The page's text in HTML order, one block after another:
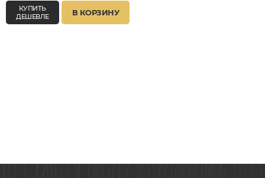
КУПИТЬ
ДЕШЕВЛЕ
В КОРЗИНУ